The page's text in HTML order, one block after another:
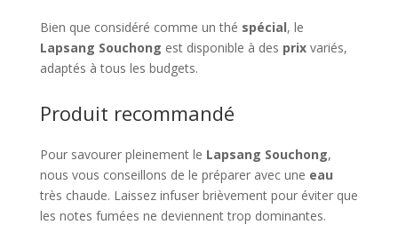
Bien que considéré comme un thé spécial, le
Lapsang Souchong est disponible à des prixvariés,
adaptés à tous les budgets.
Produit recommandé
Pour savourer pleinement le Lapsang Souchong,
nous vous conseillons de le préparer avec une eau
très chaude. Laissez infuser brièvement pour éviter que
les notes fumées ne deviennent trop dominantes.